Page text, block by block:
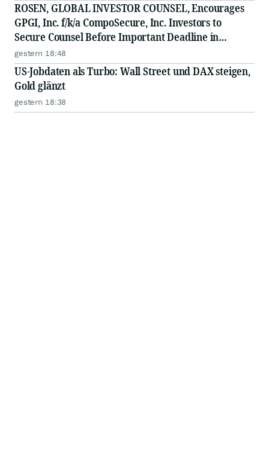
ROSEN, GLOBAL INVESTOR COUNSEL, Encourages
GPGI, Inc. f/k/a CompoSecure, Inc. Investors to
Secure Counsel Before Important Deadline in
Securities Class Action - GPGI, CMPO
gestern 18:48
US-Jobdaten als Turbo: Wall Street und DAX steigen,
Gold glänzt
gestern 18:38